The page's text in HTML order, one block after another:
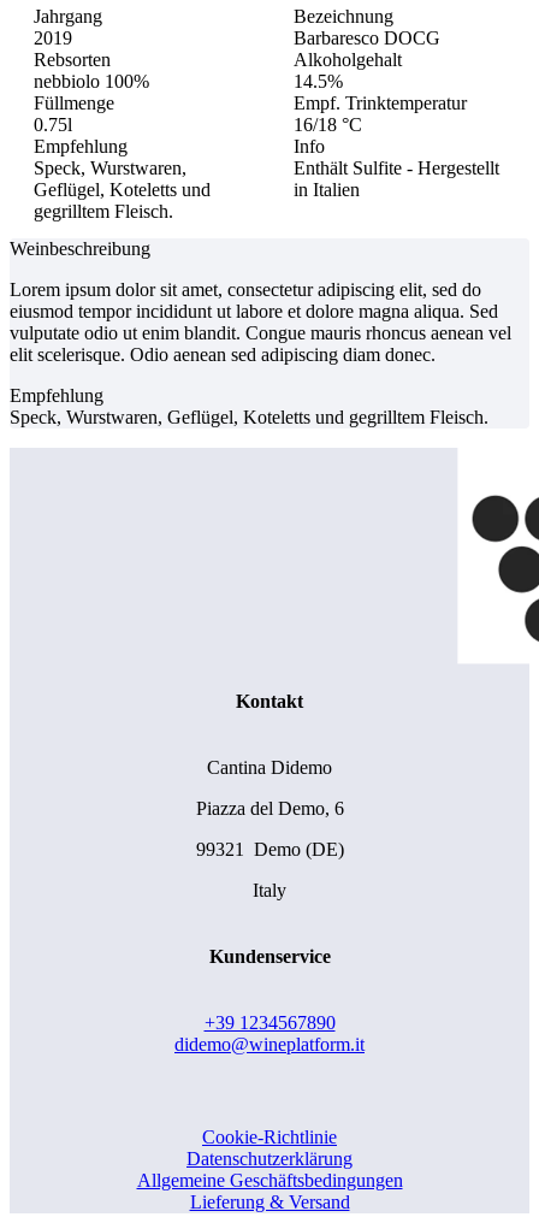
Jahrgang
2019
Bezeichnung
Barbaresco DOCG
Rebsorten
nebbiolo 100%
Alkoholgehalt
14.5%
Füllmenge
0.75l
Empf. Trinktemperatur
16/18 °C
Empfehlung
Speck, Wurstwaren,
Geflügel, Koteletts und
gegrilltem Fleisch.
Info
Enthält Sulfite - Hergestellt
in Italien
Weinbeschreibung
Lorem ipsum dolor sit amet, consectetur adipiscing elit, sed do
eiusmod tempor incididunt ut labore et dolore magna aliqua. Sed
vulputate odio ut enim blandit. Congue mauris rhoncus aenean vel
elit scelerisque. Odio aenean sed adipiscing diam donec.
Empfehlung
Speck, Wurstwaren, Geflügel, Koteletts und gegrilltem Fleisch.
Kontakt
Cantina Didemo
Piazza del Demo, 6
99321 Demo (DE)
Italy
Kundenservice
+39 1234567890
didemo@wineplatform.it
Cookie-Richtlinie
Datenschutzerklärung
Allgemeine Geschäftsbedingungen
Lieferung & Versand